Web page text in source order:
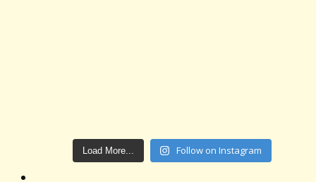
Load More... Follow on Instagram